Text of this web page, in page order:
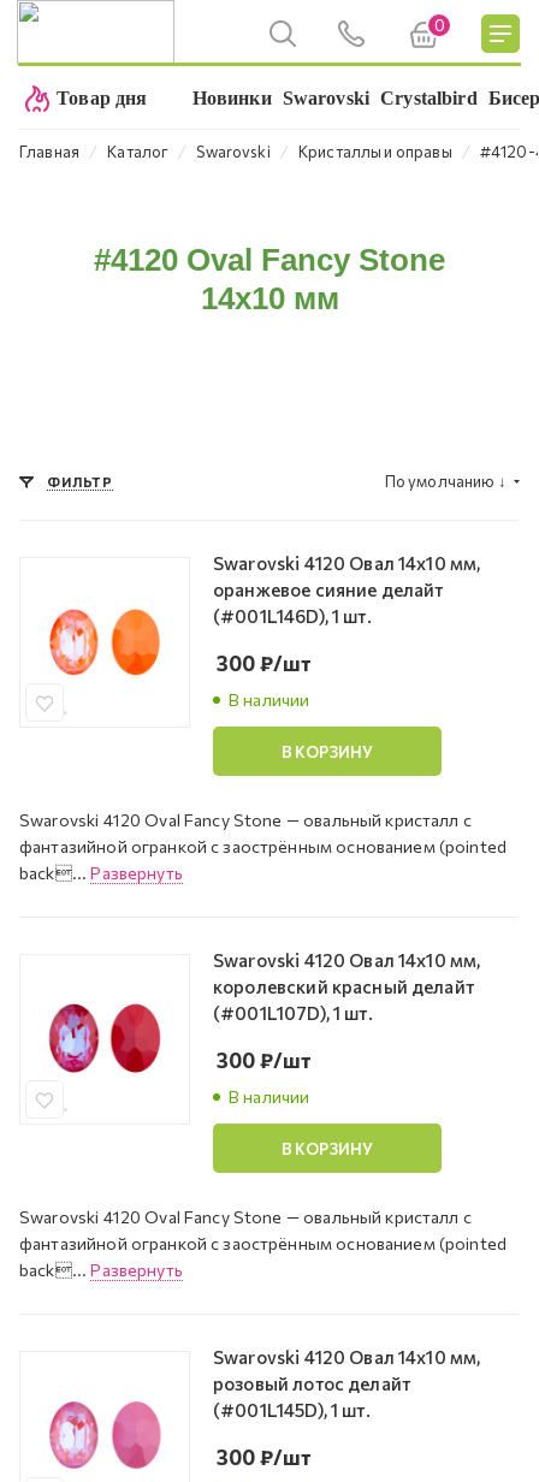
0
Товар дня Новинки Swarovski Crystalbird
Главная ⁄ Каталог ⁄ Swarovski ⁄ Кристаллы и оправы ⁄ #4120-
#4120 Oval Fancy Stone
14х10 мм
ФИЛЬТР По умолчанию ↓
Swarovski 4120 Овал 14х10 мм,
оранжевое сияние делайт
(#001L146D), 1 шт.
В наличии
300₽/шт
В КОРЗИНУ
Swarovski 4120 Oval Fancy Stone — овальный кристалл с
фантазийной огранкой с заострённым основанием (pointed
back...Развернуть
Swarovski 4120 Овал 14х10 мм,
королевский красный делайт
(#001L107D), 1 шт.
В наличии
300₽/шт
В КОРЗИНУ
Swarovski 4120 Oval Fancy Stone — овальный кристалл с
фантазийной огранкой с заострённым основанием (pointed
back...Развернуть
Swarovski 4120 Овал 14х10 мм,
розовый лотос делайт
(#001L145D), 1 шт.
300₽/шт